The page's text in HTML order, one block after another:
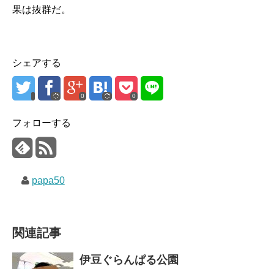
果は抜群だ。
シェアする
0 0
フォローする
papa50
関連記事
伊豆ぐらんぱる公園